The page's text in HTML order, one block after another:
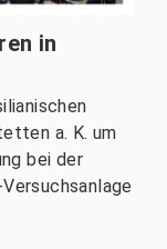
in
a. K. um
bei der